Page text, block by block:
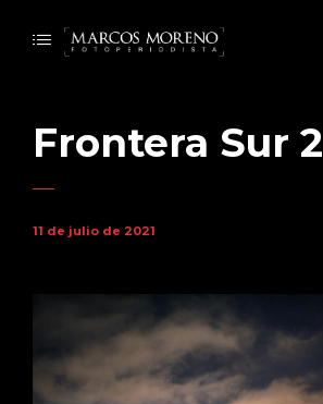
Frontera Sur 2
11 de julio de 2021